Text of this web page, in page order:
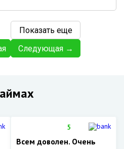
Показать еще
Следующая →
5
Всем доволен. Очень